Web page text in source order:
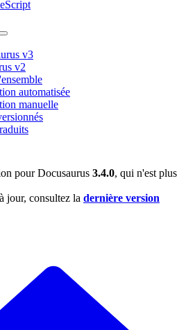
v3
v2
automatisée
manuelle
pourDocusaurus 3.4.0, qui n'est plus
jour, consultez la dernière version